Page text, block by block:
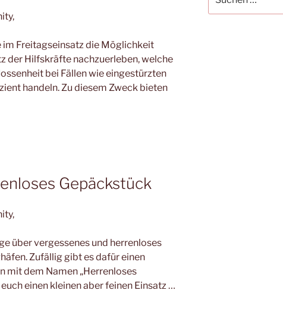
Freitagseinsatz die Möglichkeit
der Hilfskräfte nachzuerleben, welche
bei Fällen wie eingestürzten
handeln. Zu diesem Zweck bieten
Gepäckstück
über vergessenes und herrenloses
Zufällig gibt es dafür einen
mit dem Namen „Herrenloses
einen kleinen aber feinen Einsatz …
nach: